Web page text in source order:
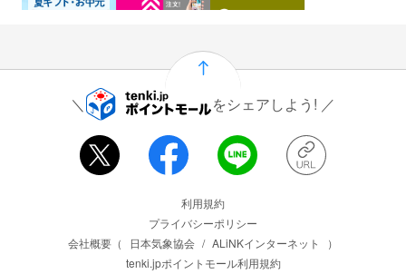
をシェアしよう!
利用規約
プライバシーポリシー
会社概要（
日本気象協会 / ALiNKインターネット
）
tenki.jpポイントモール利用規約